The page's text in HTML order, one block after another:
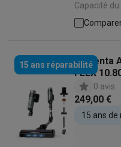
Capacité du
Ramasse
15 ans réparabilitéRowenta
FLEX
0 avis
249,00 €
15 ans de